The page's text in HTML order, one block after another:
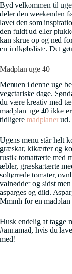
Byd velkommen til
deler den weekenden
lavet den som
den fuldt ud eller
kan skrue op og ned
en indkøbsliste. Det
Madplan uge 40
Menuen i denne uge
vegetariske dage.
du være kreativ med
madplan uge 40 ikke
tidligere madplaner ud.
Ugens menu står helt
græskar, kikærter og
rustik tomattærte med
æbler, græskartærte
soltørrede tomater,
valnødder og sidst
asparges og dild.
Mmmh for en madplan
Husk endelig at tagge
#annamad, hvis du
med!